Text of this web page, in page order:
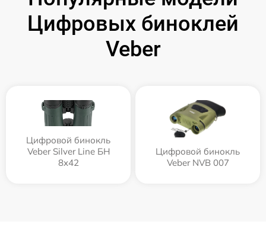
Цифровых биноклей
Veber
Цифровой бинокль
Veber Silver Line БН
8x42
Цифровой бинокль
Veber NVB 007